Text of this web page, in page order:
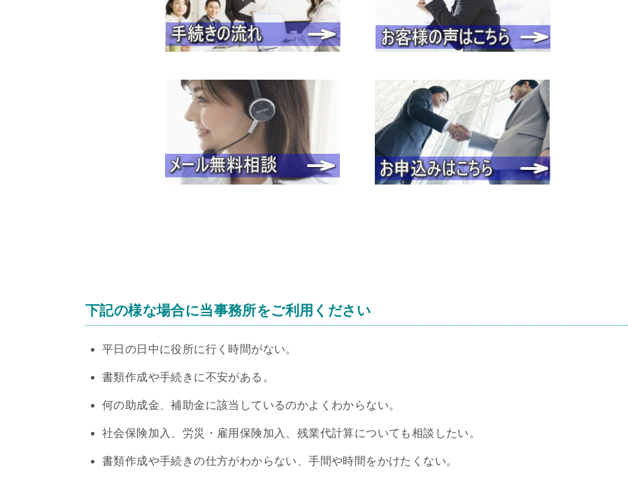
下記の様な場合に当事務所をご利用ください
平日の日中に役所に行く時間がない。
書類作成や手続きに不安がある。
何の助成金、補助金に該当しているのかよくわからない。
社会保険加入、労災・雇用保険加入、残業代計算についても相談したい。
書類作成や手続きの仕方がわからない、手間や時間をかけたくない。